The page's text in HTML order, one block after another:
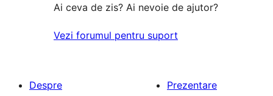
Ai ceva de zis? Ai nevoie de ajutor?
Vezi forumul pentru suport
Despre
Prezentare